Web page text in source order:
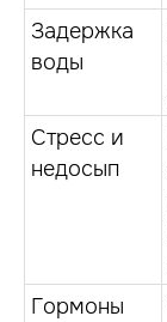
Задержка
воды
Стресс и
недосып
Гормоны